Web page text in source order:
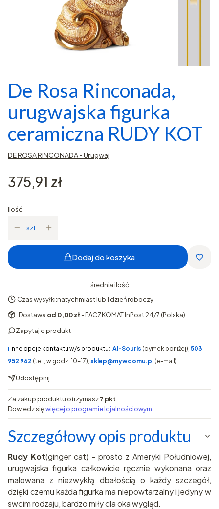
De Rosa Rinconada,
urugwajska figurka
ceramiczna RUDY KOT
DE ROSA RINCONADA - Urugwaj
Cena
375,91 zł
Ilość
szt.
Dodaj do koszyka
średnia ilość
Czas wysyłki:natychmiast lub 1 dzień roboczy
Dostawa od 0,00 zł- PACZKOMAT InPost 24/7 (Polska)
Zapytaj o produkt
ℹ️ Inne opcje kontaktu w/s produktu: AI-Souris (dymek poniżej); 503
952 962 (tel., w godz. 10-17), sklep@mywdomu.pl (e-mail)
Udostępnij
Za zakup produktu otrzymasz7 pkt
Dowiedz sięwięcej o programie lojalnościowym.
Szczegółowy opis produktu
Rudy Kot(ginger cat) - prosto z Ameryki Południowej,
urugwajska figurka całkowicie ręcznie wykonana oraz
malowana z niezwykłą dbałością o każdy szczegół,
dzięki czemu każda figurka ma niepowtarzalny i jedyny w
swoim rodzaju, bardzo miły dla oka wygląd.